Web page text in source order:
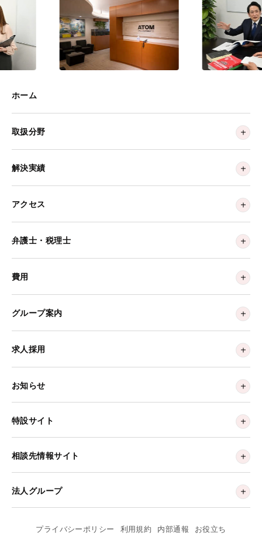
ホーム
取扱分野
解決実績
アクセス
弁護士・税理士
費用
グループ案内
求人採用
お知らせ
特設サイト
相談先情報サイト
法人グループ
プライバシーポリシー 利用規約 内部通報 お役立ち